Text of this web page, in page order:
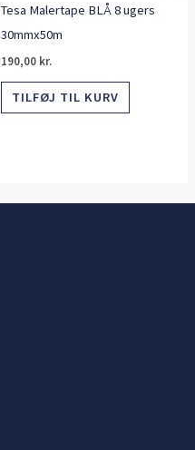
Tesa Malertape BLÅ 8 ugers
30mmx50m
190,00 kr.
TILFØJ TIL KURV